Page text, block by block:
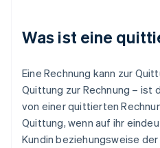
Was ist eine
Eine Rechnung kann zur
Quittung zur Rechnung – ist
von einer quittierten
Quittung, wenn auf ihr
Kundin beziehungsweise